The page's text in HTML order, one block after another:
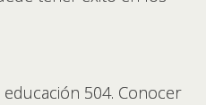
504. Conocer